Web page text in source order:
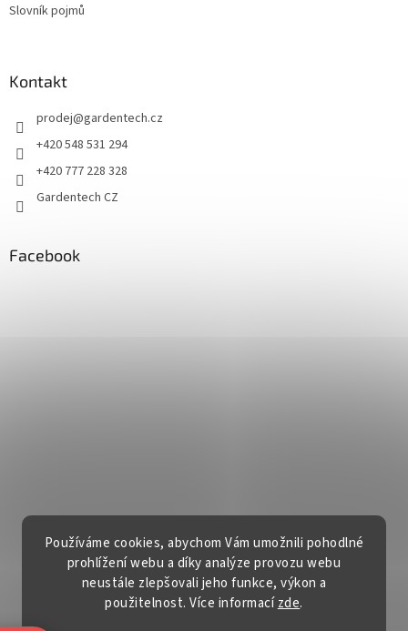
Používáme cookies, abychom Vám umožnili pohodlné
prohlížení webu a díky analýze provozu webu
neustále zlepšovali jeho funkce, výkon a
použitelnost. Více informacízde.
Slovník pojmů
Kontakt
prodej@gardentech.cz
+420 548 531 294
+420 777 228 328
Gardentech CZ
Facebook
Vytvořil Shoptet